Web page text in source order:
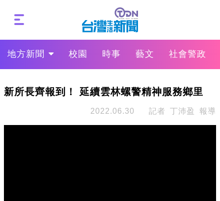
地方新聞 校園 時事 藝文 社會警政
新所長齊報到！ 延續雲林螺警精神服務鄉里
2022.06.30 記者 丁沛盈 報導